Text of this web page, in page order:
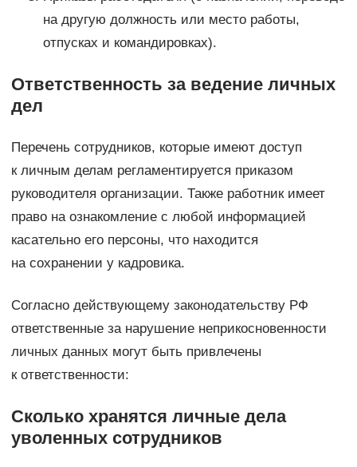
на другую должность или место работы,
отпусках и командировках).
Ответственность за ведение личных
дел
Перечень сотрудников, которые имеют доступ
к личным делам регламентируется приказом
руководителя организации. Также работник имеет
право на ознакомление с любой информацией
касательно его персоны, что находится
на сохранении у кадровика.
Согласно действующему законодательству РФ
ответственные за нарушение неприкосновенности
личных данных могут быть привлечены
к ответственности:
Сколько хранятся личные дела
уволенных сотрудников